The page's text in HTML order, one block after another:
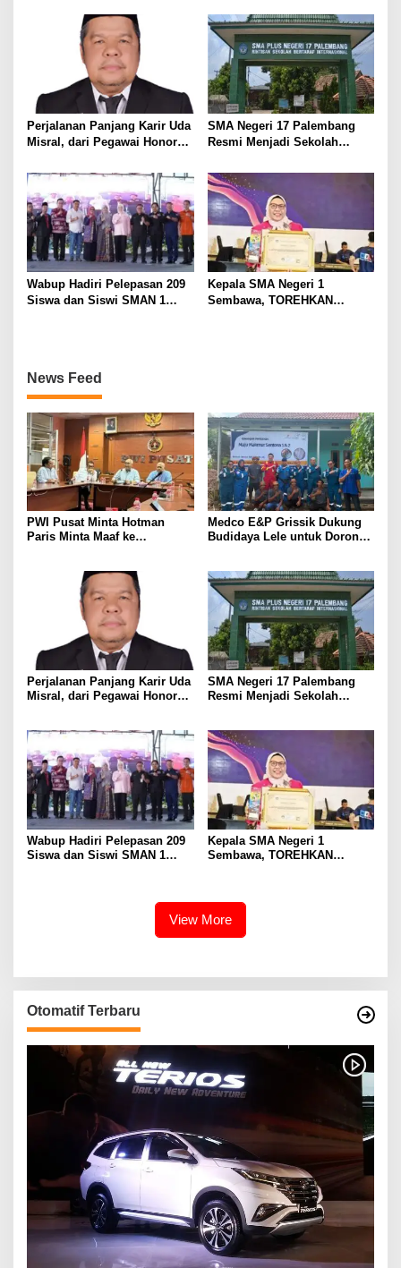
Pers Harus Dihormati
Masyarakat
Perjalanan Panjang Karir Uda
Misral, dari Pegawai Honorer
Karir Jabatan Struktural
Eselon III
SMA Negeri 17 Palembang
Resmi Menjadi Sekolah
Wabup Hadiri Pelepasan 209
Siswa dan Siswi SMAN 1
Kepala SMA Negeri 1
Sembawa, TOREHKAN
News Feed
PWI Pusat Minta Hotman
Paris Minta Maaf ke
Medco E&P Grissik Dukung
Budidaya Lele untuk Dorong
Perjalanan Panjang Karir Uda
Misral, dari Pegawai Honorer
Eselon III
SMA Negeri 17 Palembang
Resmi Menjadi Sekolah
Wabup Hadiri Pelepasan 209
Siswa dan Siswi SMAN 1
Kepala SMA Negeri 1
Sembawa, TOREHKAN
View More
Otomatif Terbaru